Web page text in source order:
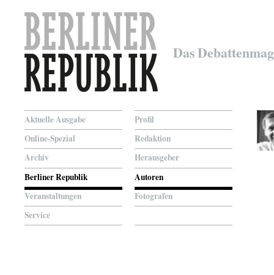
Das
Aktuelle Ausgabe
Online-Spezial
Archiv
Berliner Republik
Veranstaltungen
Service
Profil
Redaktion
Herausgeber
Autoren
Fotografen